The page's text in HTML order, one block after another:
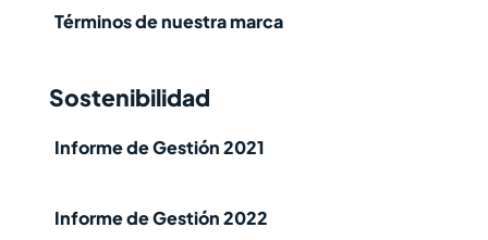
Términos de nuestra marca
Sostenibilidad
Informe de Gestión 2021
Informe de Gestión 2022